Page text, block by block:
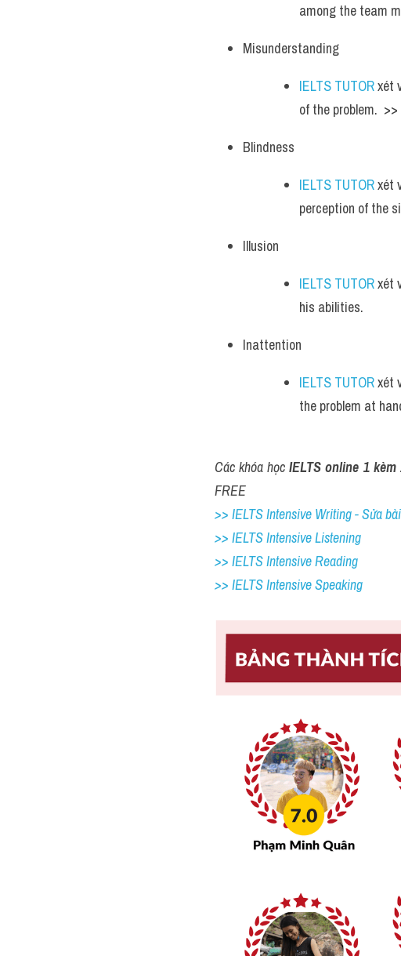
among the team
Misunderstanding
IELTS TUTOR xét
of the problem.  >>
Blindness
IELTS TUTOR xét
perception of the
Illusion
IELTS TUTOR xét
his abilities.
Inattention
IELTS TUTOR xét
the problem at
Các khóa học IELTS online 1 kèm
FREE
>> IELTS Intensive Writing - Sửa
>> IELTS Intensive Listening
>> IELTS Intensive Reading
>> IELTS Intensive Speaking